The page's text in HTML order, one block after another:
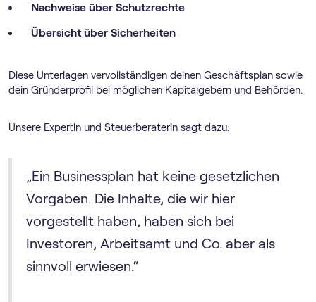
Nachweise über Schutzrechte
Übersicht über Sicherheiten
Diese Unterlagen vervollständigen deinen Geschäftsplan sowie
dein Gründerprofil bei möglichen Kapitalgebern und Behörden.
Unsere Expertin und Steuerberaterin sagt dazu:
„Ein Businessplan hat keine gesetzlichen
Vorgaben. Die Inhalte, die wir hier
vorgestellt haben, haben sich bei
Investoren, Arbeitsamt und Co. aber als
sinnvoll erwiesen.“